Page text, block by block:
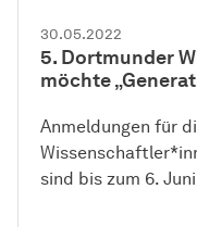
30.05.2022
5. Dortmunder
möchte
Anmeldungen für
sind bis zum 6.